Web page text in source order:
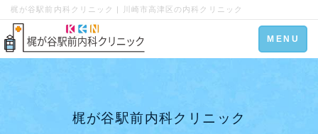
梶が谷駅前内科クリニック | 川崎市高津区の内科クリニック
Toggle
navigation
MENU
梶が谷駅前内科クリニック